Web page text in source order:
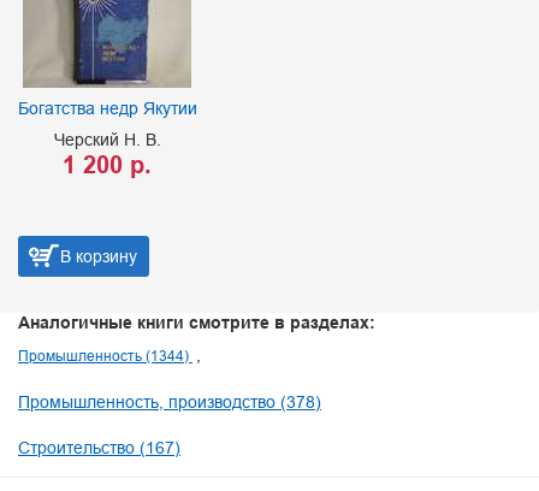
Богатства недр Якутии
Черский Н. В.
1 200 р.
В корзину
Аналогичные книги смотрите в разделах:
Промышленность (1344)
Промышленность, производство (378)
Строительство (167)